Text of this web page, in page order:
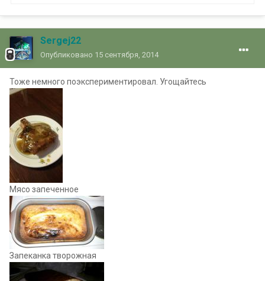
Sergej22
Опубликовано 15 сентября, 2014
Тоже немного поэкспериментировал. Угощайтесь
Мясо запеченное
Запеканка творожная